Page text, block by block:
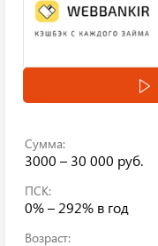
Сумма:
3000 – 30 000 руб.
ПСК:
0% – 292% в год
Возраст: